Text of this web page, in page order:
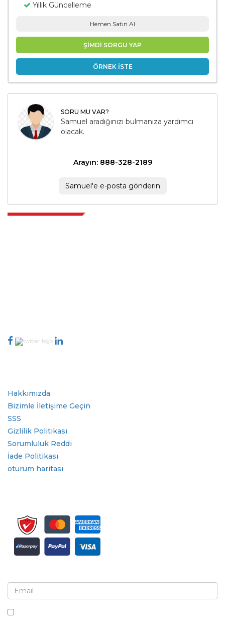
Yıllık Güncelleme
Hemen Satın Al
ŞİMDİ SORGU YAP
ÖRNEK İSTE
SORU MU VAR?
Samuel aradığınızı bulmanıza yardımcı
olacak.
Arayın: 888-328-2189
Samuel'e e-posta gönderin
Hakkımızda
Bizimle İletişime Geçin
SSS
Gizlilik Politikası
Sorumluluk Reddi
İade Politikası
oturum haritası